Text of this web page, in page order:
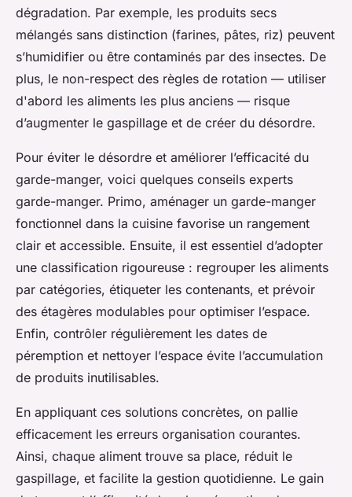
dégradation. Par exemple, les produits secs
mélangés sans distinction (farines, pâtes, riz) peuvent
s’humidifier ou être contaminés par des insectes. De
plus, le non-respect des règles de rotation — utiliser
d'abord les aliments les plus anciens — risque
d’augmenter le gaspillage et de créer du désordre.
Pour éviter le désordre et améliorer l’efficacité du
garde-manger, voici quelques conseils experts
garde-manger. Primo, aménager un garde-manger
fonctionnel dans la cuisine favorise un rangement
clair et accessible. Ensuite, il est essentiel d’adopter
une classification rigoureuse : regrouper les aliments
par catégories, étiqueter les contenants, et prévoir
des étagères modulables pour optimiser l’espace.
Enfin, contrôler régulièrement les dates de
péremption et nettoyer l’espace évite l’accumulation
de produits inutilisables.
En appliquant ces solutions concrètes, on pallie
efficacement les erreurs organisation courantes.
Ainsi, chaque aliment trouve sa place, réduit le
gaspillage, et facilite la gestion quotidienne. Le gain